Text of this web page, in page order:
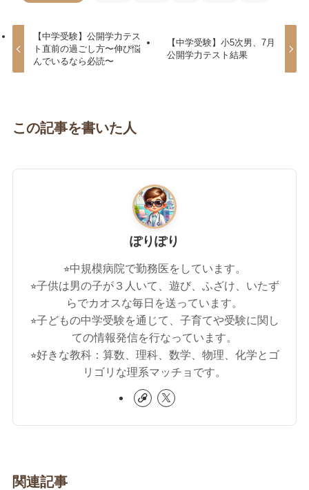
【中学受験】公開学力テス
ト直前の過ごし方〜伸び悩
んでいるなら必読〜
【中学受験】小5次男、7月
公開学力テスト結果
この記事を書いた人
ぽりぽり
⭐︎中規模病院で勤務医をしています。
⭐︎子供は男の子が３人いて、遊び、ふざけ、いたず
らでカオスな毎日を送っています。
⭐︎子どもの中学受験を通じて、子育てや受験に関し
ての情報発信を行なっています。
⭐︎好きな教科：算数、理科、数学、物理、化学とゴ
リゴリな理系マッチョです。
関連記事